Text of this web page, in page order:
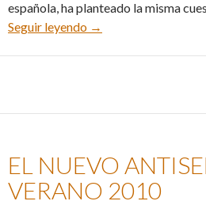
española, ha planteado la misma
Seguir leyendo
Qué significa Israel
→
EL NUEVO
VERANO 2010